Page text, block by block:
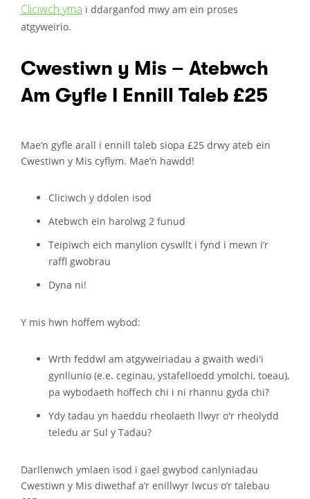
Cliciwch yma i ddarganfod mwy am ein proses
atgyweirio.
Cwestiwn y Mis – Atebwch
Am Gyfle I Ennill Taleb £25
Mae’n gyfle arall i ennill taleb siopa £25 drwy ateb ein
Cwestiwn y Mis cyflym. Mae’n hawdd!
Cliciwch y ddolen isod
Atebwch ein harolwg 2 funud
Teipiwch eich manylion cyswllt i fynd i mewn i’r
raffl gwobrau
Dyna ni!
Y mis hwn hoffem wybod:
Wrth feddwl am atgyweiriadau a gwaith wedi'i
gynllunio (e.e. ceginau, ystafelloedd ymolchi, toeau),
pa wybodaeth hoffech chi i ni rhannu gyda chi?
Ydy tadau yn haeddu rheolaeth llwyr o'r rheolydd
teledu ar Sul y Tadau?
Darllenwch ymlaen isod i gael gwybod canlyniadau
Cwestiwn y Mis diwethaf a’r enillwyr lwcus o’r talebau